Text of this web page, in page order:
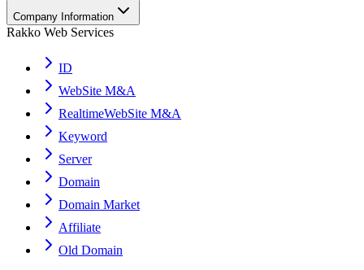
Company Information
Rakko Web Services
ID
WebSite M&A
RealtimeWebSite M&A
Keyword
Server
Domain
Domain Market
Affiliate
Old Domain